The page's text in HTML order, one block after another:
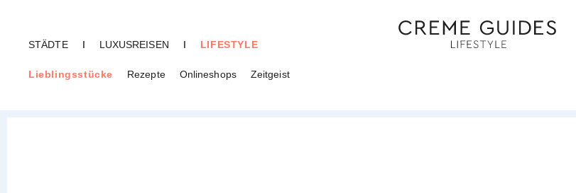
STÄDTE I LUXUSREISEN I LIFESTYLE
Lieblingsstücke Rezepte Onlineshops Zeitgeist